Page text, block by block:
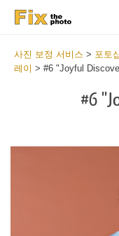
사진 보정 서비스 > 포토
레이 > #6 "Joyful
#6